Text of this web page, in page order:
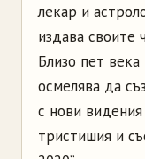
лекар и
издава своите
Близо пет
осмелява да
с нови
тристишия и